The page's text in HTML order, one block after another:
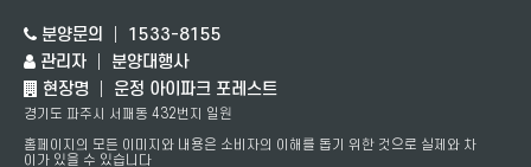
전부터 운정 아이파크 포레스트 공지사항을 통하여 공지하
고 버전번호 및 개정일자 등을 부여하여 개정된 사항을 이용
자들이 쉽게 알아볼 수 있도록 하고 있습니다.
분양문의 │ 1533-8155
관리자 │ 분양대행사
현장명 │ 운정 아이파크 포레스트
경기도 파주시 서패동 432번지 일원
홈페이지의 모든 이미지와 내용은 소비자의 이해를 돕기 위한 것으로 실제와 차
이가 있을 수 있습니다